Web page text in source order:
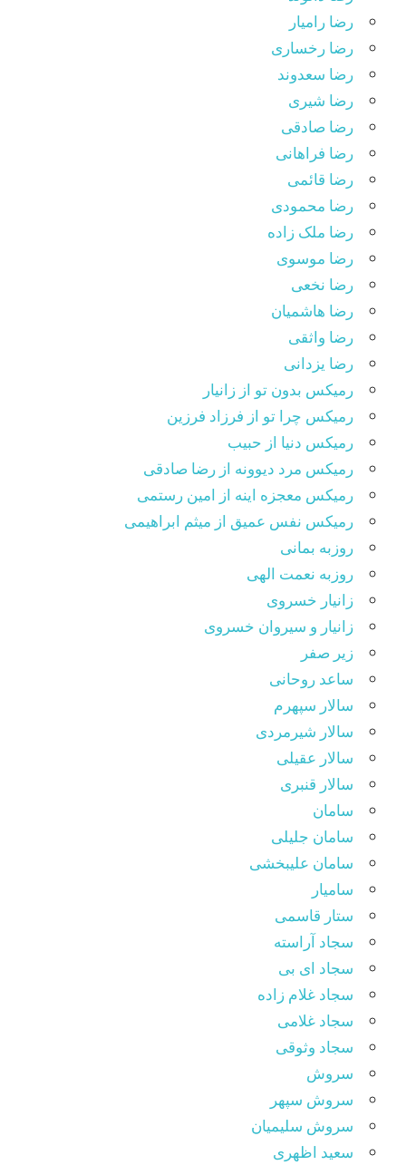
رضا رامیار
رضا رخساری
رضا سعدوند
رضا شیری
رضا صادقی
رضا فراهانی
رضا قائمی
رضا محمودی
رضا ملک زاده
رضا موسوی
رضا نخعی
رضا هاشمیان
رضا واثقی
رضا یزدانی
رمیکس بدون تو از زانیار
رمیکس چرا تو از فرزاد فرزین
رمیکس دنیا از حبیب
رمیکس مرد دیوونه از رضا صادقی
رمیکس معجزه اینه از امین رستمی
رمیکس نفس عمیق از میثم ابراهیمی
روزبه بمانی
روزبه نعمت الهی
زانیار خسروی
زانیار و سیروان خسروی
زیر صفر
ساعد روحانی
سالار سپهرم
سالار شیرمردی
سالار عقیلی
سالار قنبری
سامان
سامان جلیلی
سامان علیبخشی
سامیار
ستار قاسمی
سجاد آراسته
سجاد ای بی
سجاد غلام زاده
سجاد غلامی
سجاد وثوقى
سروش
سروش سپهر
سروش سلیمیان
سعید اظهری